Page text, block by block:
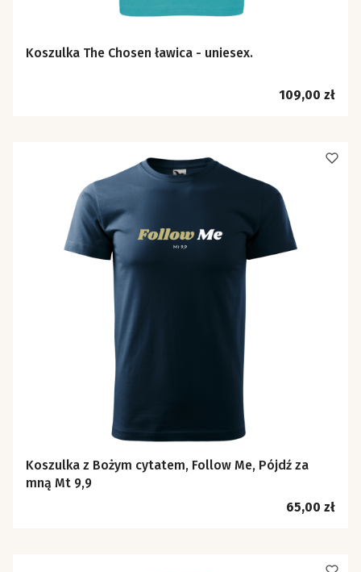
Koszulka The Chosen ławica - uniesex.
Cena
109,00 zł
Koszulka z Bożym cytatem, Follow Me, Pójdź za
mną Mt 9,9
Cena
65,00 zł